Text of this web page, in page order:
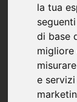
la tua
di base
migliore
e